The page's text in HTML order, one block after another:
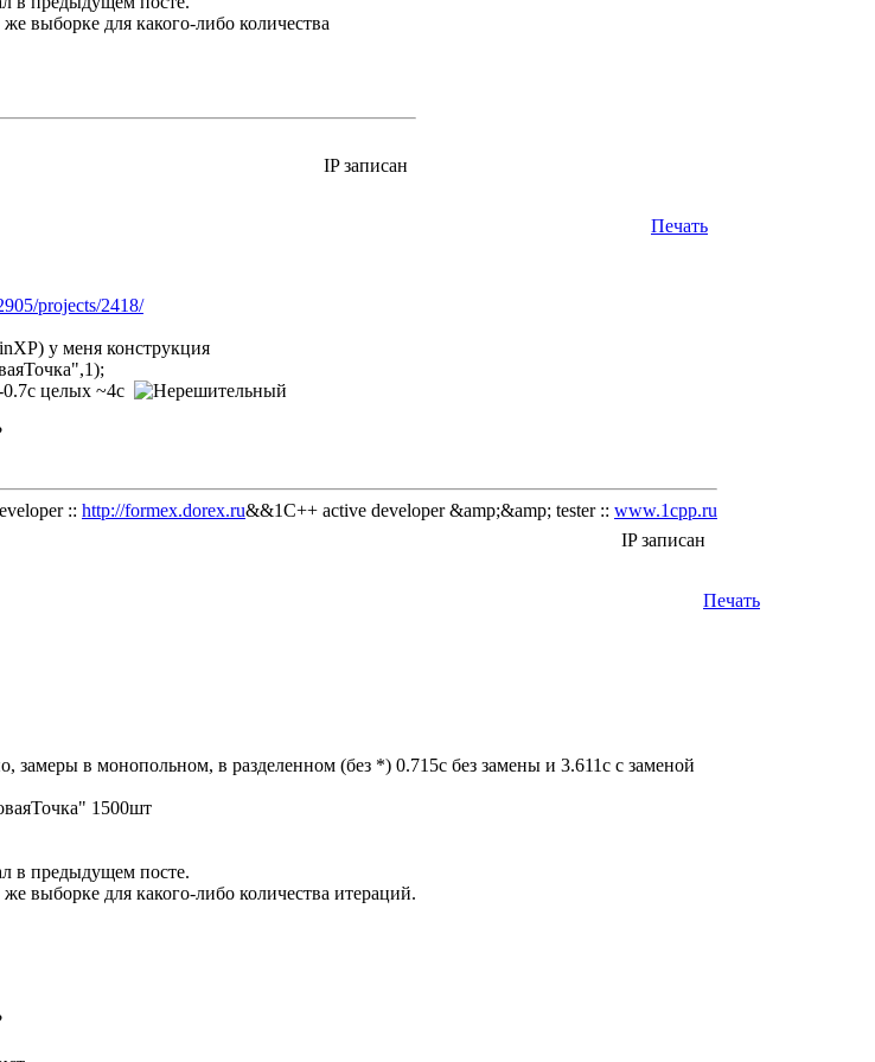
выборке для какого-либо количества
IP записан
Печать
projects/2418/
у меня конструкция
0.7с целых ~4с
:: http://formex.dorex.ru&&1C++ active developer &amp;&amp; tester :: www.1cpp.ru
IP записан
Печать
замеры в монопольном, в разделенном (без *) 0.715с без замены и 3.611с c заменой
1500шт
в предыдущем посте.
выборке для какого-либо количества итераций.